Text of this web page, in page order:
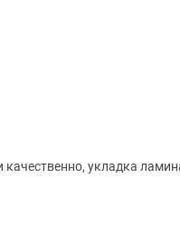
укладка